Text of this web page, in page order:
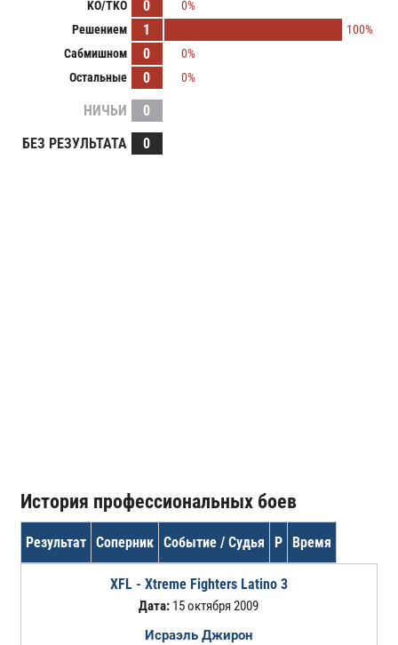
KO/TKO 0
0%
Решением
1
100%
Сабмишном
0
0%
Остальные
0 0%
НИЧЬИ
0
БЕЗ РЕЗУЛЬТАТА
0
История профессиональных боев
Результат Соперник Событие / Судья Р Время
XFL - Xtreme Fighters Latino 3
Дата: 15 октября 2009
Исраэль Джирон